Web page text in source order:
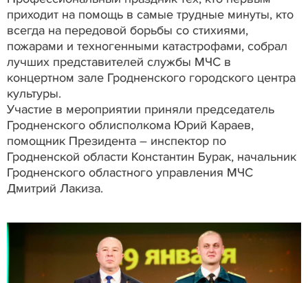
приходит на помощь в самые трудные минуты, кто
всегда на передовой борьбы со стихиями,
пожарами и техногенными катастрофами, собрал
лучших представителей службы МЧС в
концертном зале Гродненского городского центра
культуры.
Участие в мероприятии приняли председатель
Гродненского облисполкома Юрий Караев,
помощник Президента – инспектор по
Гродненской области Константин Бурак, начальник
Гродненского областного управления МЧС
Дмитрий Лакиза.